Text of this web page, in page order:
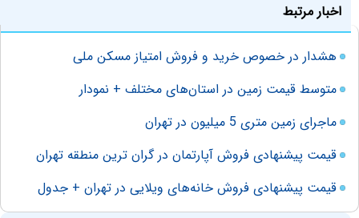
اخبار مرتبط
هشدار در خصوص خرید و فروش امتیاز مسکن ملی
متوسط قیمت زمین در استان‌های مختلف + نمودار
ماجرای زمین متری 5 میلیون در تهران
قیمت پیشنهادی فروش آپارتمان در گران ترین منطقه تهران
قیمت پیشنهادی فروش خانه‌های ویلایی در تهران + جدول